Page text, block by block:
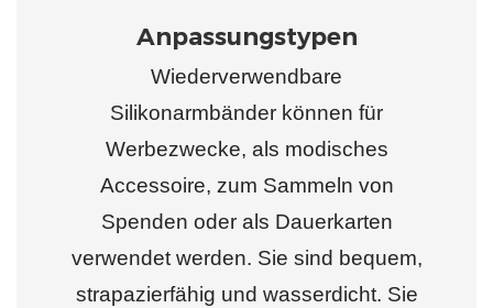
Anpassungstypen
Wiederverwendbare
Silikonarmbänder können für
Werbezwecke, als modisches
Accessoire, zum Sammeln von
Spenden oder als Dauerkarten
verwendet werden. Sie sind bequem,
strapazierfähig und wasserdicht. Sie